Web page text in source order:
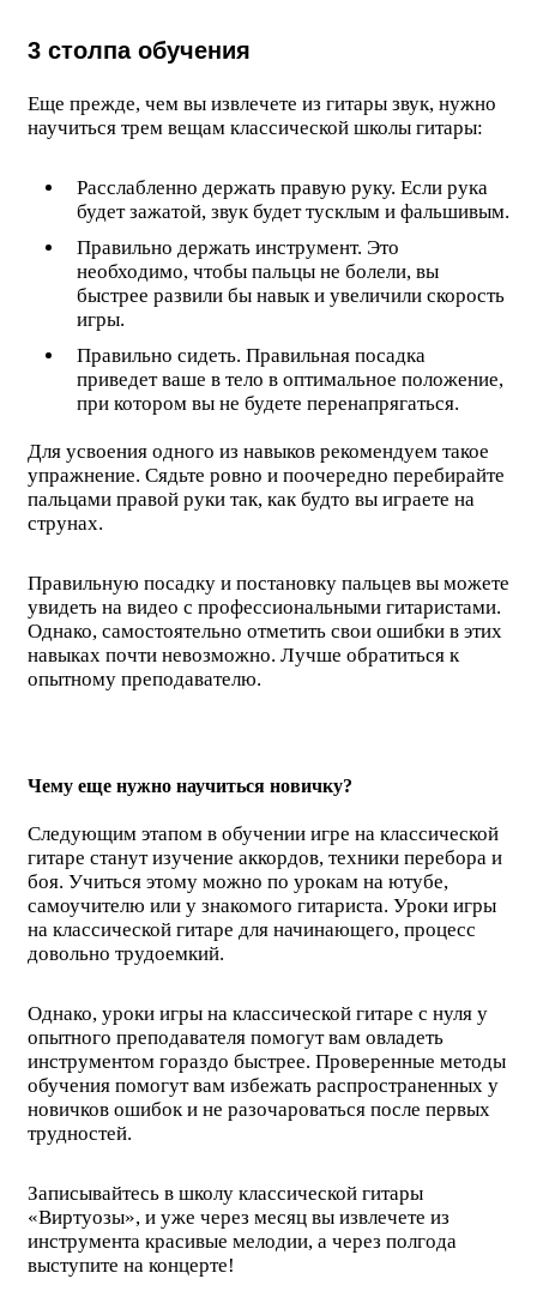
3 столпа обучения
Еще прежде, чем вы извлечете из гитары звук, нужно
научиться трем вещам классической школы гитары:
Расслабленно держать правую руку. Если рука
будет зажатой, звук будет тусклым и фальшивым.
Правильно держать инструмент. Это
необходимо, чтобы пальцы не болели, вы
быстрее развили бы навык и увеличили скорость
игры.
Правильно сидеть. Правильная посадка
приведет ваше в тело в оптимальное положение,
при котором вы не будете перенапрягаться.
Для усвоения одного из навыков рекомендуем такое
упражнение. Сядьте ровно и поочередно перебирайте
пальцами правой руки так, как будто вы играете на
струнах.
Правильную посадку и постановку пальцев вы можете
увидеть на видео с профессиональными гитаристами.
Однако, самостоятельно отметить свои ошибки в этих
навыках почти невозможно. Лучше обратиться к
опытному преподавателю.
Чему еще нужно научиться новичку?
Следующим этапом в обучении игре на классической
гитаре станут изучение аккордов, техники перебора и
боя. Учиться этому можно по урокам на ютубе,
самоучителю или у знакомого гитариста. Уроки игры
на классической гитаре для начинающего, процесс
довольно трудоемкий.
Однако, уроки игры на классической гитаре с нуля у
опытного преподавателя помогут вам овладеть
инструментом гораздо быстрее. Проверенные методы
обучения помогут вам избежать распространенных у
новичков ошибок и не разочароваться после первых
трудностей.
Записывайтесь в школу классической гитары
«Виртуозы», и уже через месяц вы извлечете из
инструмента красивые мелодии, а через полгода
выступите на концерте!